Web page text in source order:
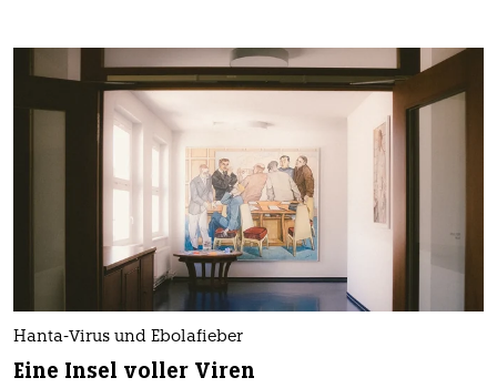
Hanta-Virus und Ebolafieber
Eine Insel voller Viren